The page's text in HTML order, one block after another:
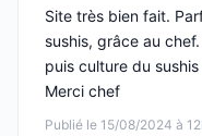
Publié le 15/08/2024 à
Site très bien fait.
sushis, grâce au
puis culture du
Merci chef